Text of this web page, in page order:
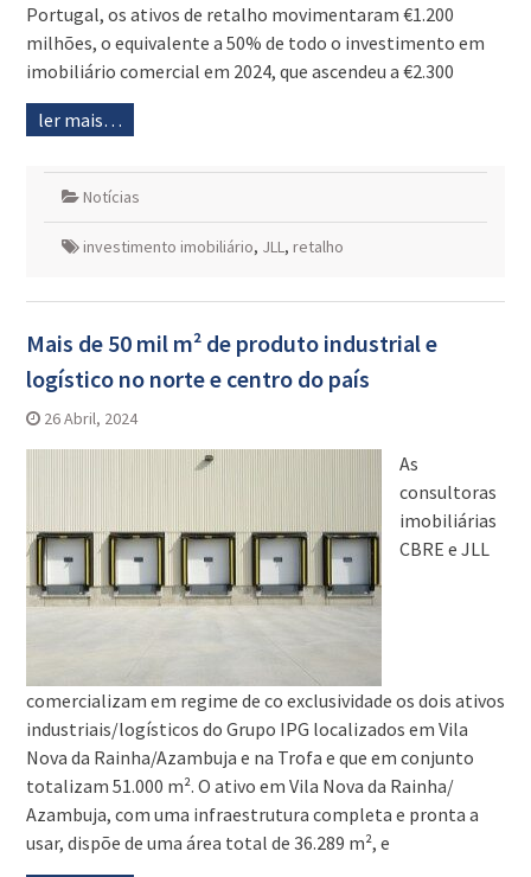
Portugal, os ativos de retalho movimentaram €1.200
milhões, o equivalente a 50% de todo o investimento em
imobiliário comercial em 2024, que ascendeu a €2.300
ler mais…
Notícias
investimento imobiliário, JLL, retalho
Mais de 50 mil m² de produto industrial e
logístico no norte e centro do país
26 Abril, 2024
As
consultoras
imobiliárias
CBRE e JLL
comercializam em regime de co exclusividade os dois ativos
industriais/logísticos do Grupo IPG localizados em Vila
Nova da Rainha/Azambuja e na Trofa e que em conjunto
totalizam 51.000 m². O ativo em Vila Nova da Rainha/
Azambuja, com uma infraestrutura completa e pronta a
usar, dispõe de uma área total de 36.289 m², e